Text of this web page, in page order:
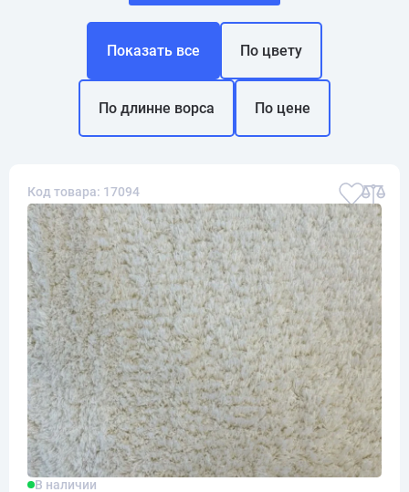
Показать все По цвету
По длинне ворса По цене
Код товара: 17094
В наличии